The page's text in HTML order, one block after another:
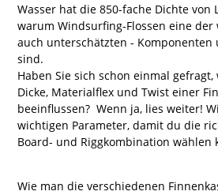
Wasser hat die 850-fache Dichte von
warum Windsurfing-Flossen eine
auch unterschätzten - Komponenten
sind.
Haben Sie sich schon einmal gefragt,
Dicke, Materialflex und Twist einer
beeinflussen? Wenn ja, lies weiter!
wichtigen Parameter, damit du die
Board- und Riggkombination wählen
Wie man die verschiedenen